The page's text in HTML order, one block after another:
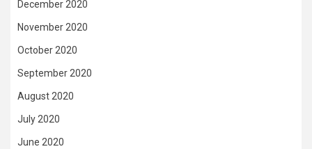
December 2020
November 2020
October 2020
September 2020
August 2020
July 2020
June 2020